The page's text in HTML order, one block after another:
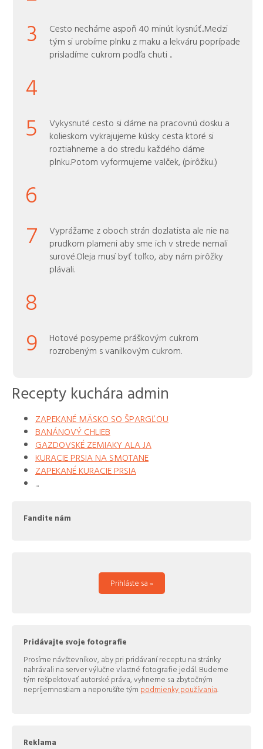
3
Cesto necháme aspoň 40 minút kysnúť..Medzi
tým si urobíme plnku z maku a lekváru poprípade
prisladíme cukrom podľa chuti ..
4
5
Vykysnuté cesto si dáme na pracovnú dosku a
kolieskom vykrajujeme kúsky cesta ktoré si
roztiahneme a do stredu každého dáme
plnku.Potom vyformujeme valček, (pirôžku.)
6
7
Vyprážame z oboch strán dozlatista ale nie na
prudkom plameni aby sme ich v strede nemali
surové.Oleja musí byť toľko, aby nám pirôžky
plávali.
8
9
Hotové posypeme práškovým cukrom
rozrobeným s vanilkovým cukrom.
Recepty kuchára admin
ZAPEKANÉ MÄSKO SO ŠPARGĽOU
BANÁNOVÝ CHLIEB
GAZDOVSKÉ ZEMIAKY ALA JA
KURACIE PRSIA NA SMOTANE
ZAPEKANÉ KURACIE PRSIA
...
Fandite nám
Prihláste sa »
Pridávajte svoje fotografie
Prosíme návštevníkov, aby pri pridávaní receptu na stránky
nahrávali na server výlučne vlastné fotografie jedál. Budeme
tým rešpektovať autorské práva, vyhneme sa zbytočným
nepríjemnostiam a neporušíte tým podmienky používania.
Reklama